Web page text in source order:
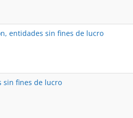
entidades sin fines de lucro
sin fines de lucro